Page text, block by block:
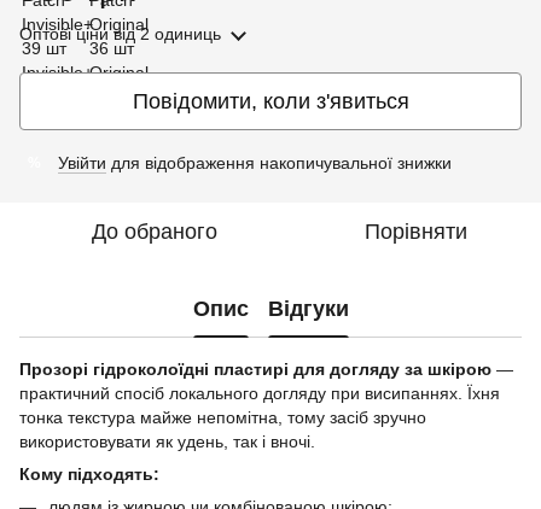
Оптові цінивід 2 одиниць
Повідомити, коли з'явиться
Увійти для відображення накопичувальної знижки
До обраного Порівняти
Опис Відгуки
Прозорі гідроколоїдні пластирі для догляду за шкірою —
практичний спосіб локального догляду при висипаннях. Їхня
тонка текстура майже непомітна, тому засіб зручно
використовувати як удень, так і вночі.
Кому підходять: